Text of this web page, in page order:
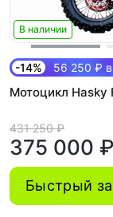
В наличии
-14% 56 250 ₽
Мотоцикл Hasky
431 250 ₽
375 000 ₽
Быстрый